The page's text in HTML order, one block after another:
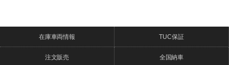
在庫車両情報 TUC保証
注文販売 全国納車